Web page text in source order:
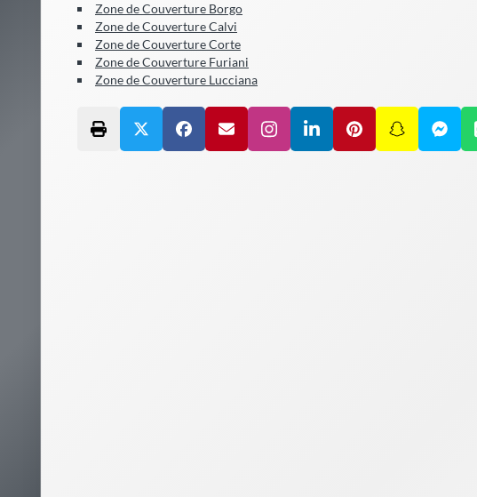
Zone de Couverture Borgo
Zone de Couverture Calvi
Zone de Couverture Corte
Zone de Couverture Furiani
Zone de Couverture Lucciana